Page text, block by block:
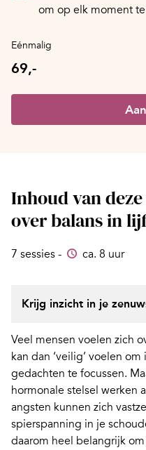
om op elk moment
Eénmalig
69,-
Inhoud van
over balans in
7 sessies - ca. 8 uur
Krijg inzicht in je
Veel mensen voelen zich
kan dan ‘veilig’ voelen
gedachten te focussen.
hormonale stelsel werken
angsten kunnen zich
spierspanning in je
daarom heel belangrijk